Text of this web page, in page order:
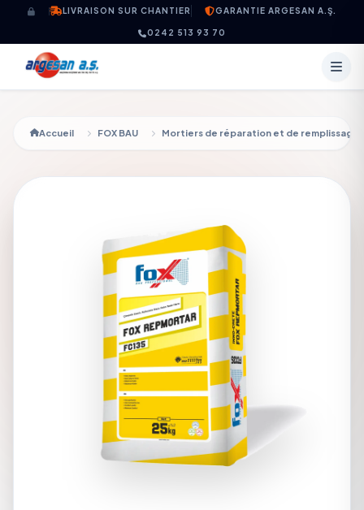
Aller au contenuLIVRAISON SUR CHANTIER GARANTIE ARGESAN A.Ş.
0242 513 93 70
Accueil FOX BAU Mortiers de réparation et de remplissage